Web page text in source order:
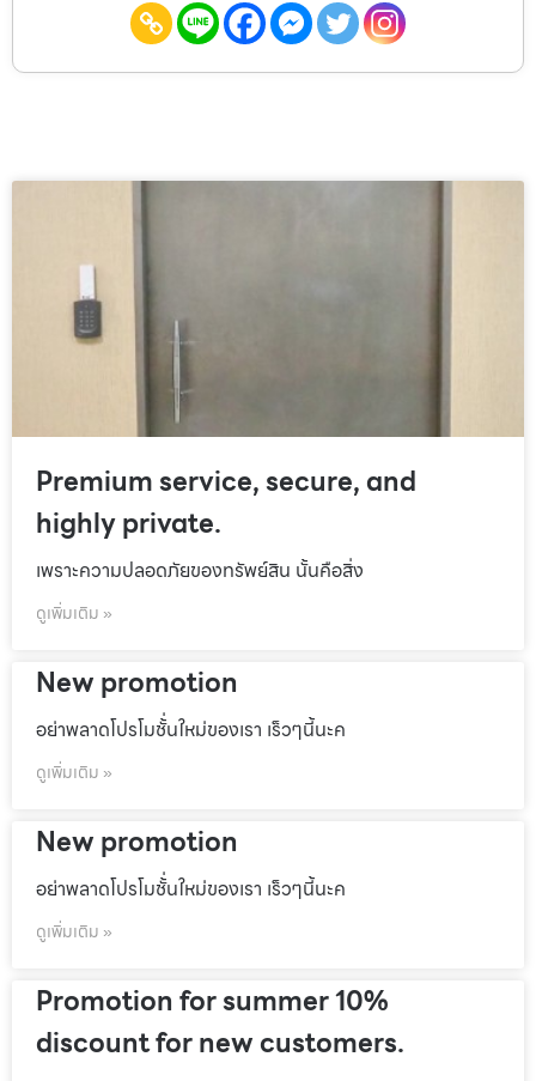
Premium service, secure, and
highly private.
เพราะความปลอดภัยของทรัพย์สิน นั้นคือสิ่ง
ดูเพิ่มเติม »
New promotion
อย่าพลาดโปรโมชั้่นใหม่ของเรา เร็วๆนี้นะค
ดูเพิ่มเติม »
New promotion
อย่าพลาดโปรโมชั้่นใหม่ของเรา เร็วๆนี้นะค
ดูเพิ่มเติม »
Promotion for summer 10%
discount for new customers.